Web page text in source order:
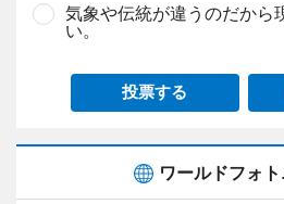
気象や伝統が違うのだから
い。
投票する
ワールドフォ